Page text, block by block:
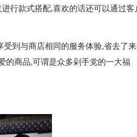
行款式搭配,喜欢的话还可以通过客
到与商店相同的服务体验,省去了来
的商品,可谓是众多剁手党的一大福